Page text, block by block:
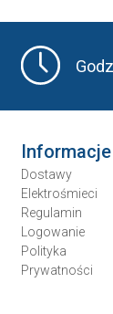
Informacje
Dostawy
Elektrośmieci
Regulamin
Logowanie
Polityka
Prywatności